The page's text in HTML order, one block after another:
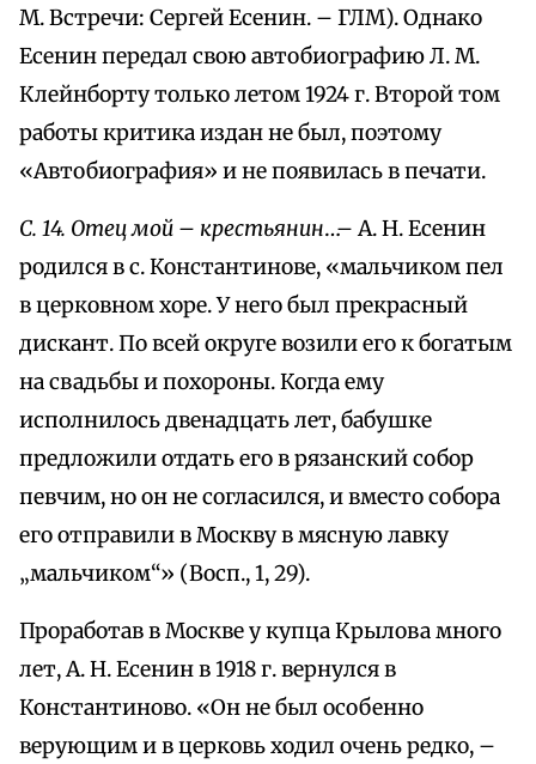
М. Встречи: Сергей Есенин. – ГЛМ). Однако
Есенин передал свою автобиографию Л. М.
Клейнборту только летом 1924 г. Второй том
работы критика издан не был, поэтому
«Автобиография» и не появилась в печати.
С. 14. Отец мой – крестьянин…– А. Н. Есенин
родился в с. Константинове, «мальчиком пел
в церковном хоре. У него был прекрасный
дискант. По всей округе возили его к богатым
на свадьбы и похороны. Когда ему
исполнилось двенадцать лет, бабушке
предложили отдать его в рязанский собор
певчим, но он не согласился, и вместо собора
его отправили в Москву в мясную лавку
„мальчиком“» (Восп., 1, 29).
Проработав в Москве у купца Крылова много
лет, А. Н. Есенин в 1918 г. вернулся в
Константиново. «Он не был особенно
верующим и в церковь ходил очень редко, –